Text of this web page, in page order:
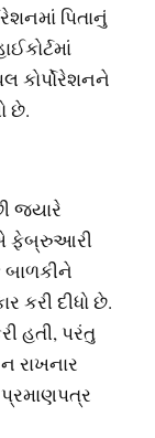
પિતાનું
કોર્પોરેશનને
છે.
જ્યારે
ફેબ્રુઆરી
બાળકીને
કરી દીધો છે.
હતી, પરંતુ
રાખનાર
પ્રમાણપત્ર